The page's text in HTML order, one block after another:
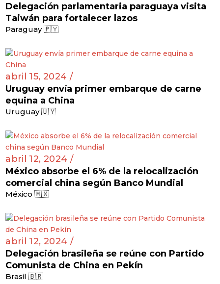
Delegación parlamentaria paraguaya visita
Taiwán para fortalecer lazos
Paraguay 🇵🇾
abril 15, 2024 /
Uruguay envía primer embarque de carne
equina a China
Uruguay 🇺🇾
abril 12, 2024 /
México absorbe el 6% de la relocalización
comercial china según Banco Mundial
México 🇲🇽
abril 12, 2024 /
Delegación brasileña se reúne con Partido
Comunista de China en Pekín
Brasil 🇧🇷